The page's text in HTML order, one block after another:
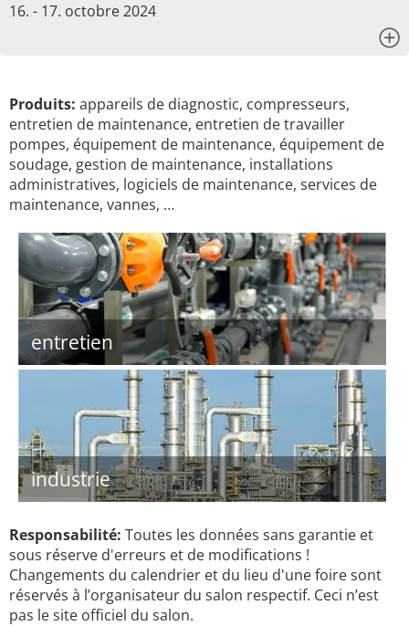
16. - 17. octobre 2024
Produits: appareils de diagnostic, compresseurs,
entretien de maintenance, entretien de travailler
pompes, équipement de maintenance, équipement de
soudage, gestion de maintenance, installations
administratives, logiciels de maintenance, services de
maintenance, vannes, …
entretien
industrie
Responsabilité: Toutes les données sans garantie et
sous réserve d'erreurs et de modifications !
Changements du calendrier et du lieu d'une foire sont
réservés à l’organisateur du salon respectif. Ceci n’est
pas le site officiel du salon.